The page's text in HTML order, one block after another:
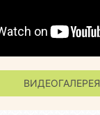
ВИДЕОГАЛЕРЕЯ